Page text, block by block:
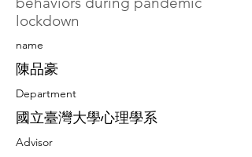
lockdown
​name
陳品豪
Department
國立臺灣大學心理學系
Advisor